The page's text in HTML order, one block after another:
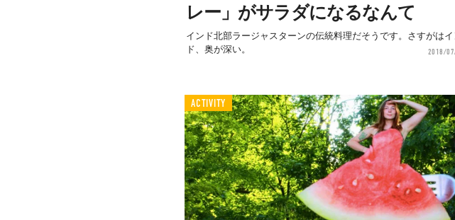
レー」がサラダになるなんて
インド北部ラージャスターンの伝統料理だそうです。さすがはイ
ド、奥が深い。
2018/
ACTIVITY